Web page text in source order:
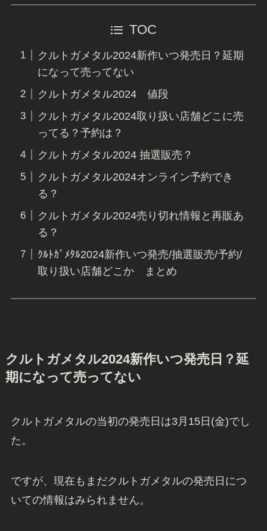
TOC
クルトガメタル2024新作いつ発売日？延期
になって売ってない
クルトガメタル2024 値段
クルトガメタル2024取り扱い店舗どこに売
ってる？予約は？
クルトガメタル2024 抽選販売？
クルトガメタル2024オンライン予約でき
る？
クルトガメタル2024売り切れ情報と再販あ
る？
ｸﾙﾄｶﾞﾒﾀﾙ2024新作いつ発売/抽選販売/予約/
取り扱い店舗どこか まとめ
クルトガメタル2024新作いつ発売日？延
期になって売ってない
クルトガメタルの当初の発売日は3月15日(金)でし
た。
ですが、現在もまだクルトガメタルの発売日につ
いての情報はみられません。